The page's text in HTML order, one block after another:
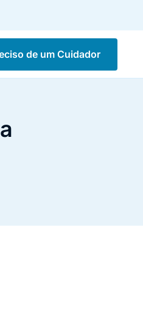
de um Cuidador